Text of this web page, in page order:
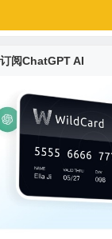
阅ChatGPT AI